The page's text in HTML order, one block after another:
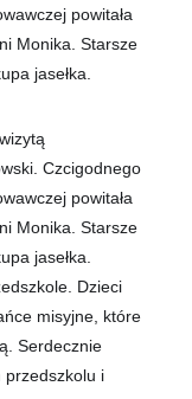
powitała
Monika. Starsze
jasełka.
Czcigodnego
powitała
Monika. Starsze
jasełka.
Dzieci
misyjne, które
Serdecznie
przedszkolu i